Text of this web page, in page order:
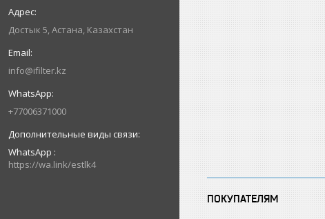
Достык 5, Астана, Казахстан
info@ifilter.kz
+77006371000
WhatsApp
https://wa.link/estlk4
ПОКУПАТЕЛЯМ